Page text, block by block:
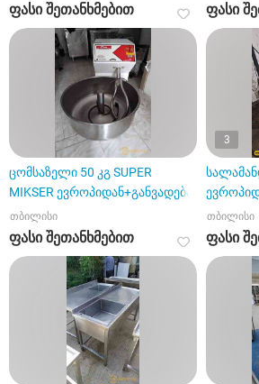
ფასი შეთანხმებით ფასი
ცომსაზელი 50 კგ SUPER
MIKSER ევროპიდან+განვადება
თბილისი
ფასი შეთანხმებით
3
თბილისი
ფასი